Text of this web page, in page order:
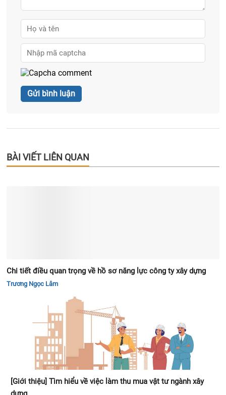
BÀI VIẾT LIÊN QUAN
Chi tiết điều quan trọng về hồ sơ năng lực công ty xây dựng
Trương Ngọc Lâm
[Giới thiệu] Tìm hiểu về việc làm thu mua vật tư ngành xây